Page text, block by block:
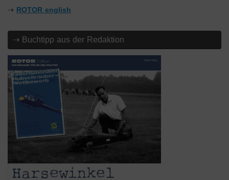
⇢ ROTOR english
⇢ Buchtipp aus der Redaktion